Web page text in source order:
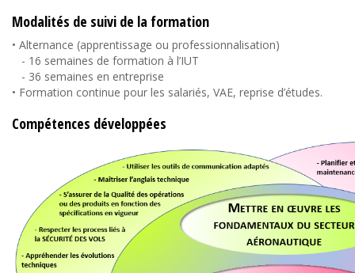
Modalités de suivi de la formation
• Alternance (apprentissage ou professionnalisation)
- 16 semaines de formation à l’IUT
- 36 semaines en entreprise
• Formation continue pour les salariés, VAE, reprise d’études.
Compétences développées